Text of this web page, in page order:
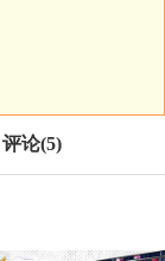
评论(5)